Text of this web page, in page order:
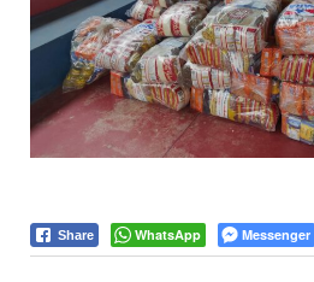
Share WhatsApp Messenger